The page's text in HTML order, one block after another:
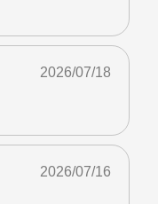
2026/07/18
2026/07/16